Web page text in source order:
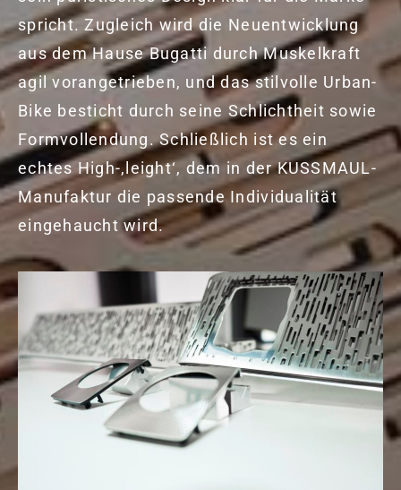
spricht. Zugleich wird die Neuentwicklung
aus dem Hause Bugatti durch Muskelkraft
agil vorangetrieben, und das stilvolle Urban-
Bike besticht durch seine Schlichtheit sowie
Formvollendung. Schließlich ist es ein
echtes High-‚leight‘, dem in der KUSSMAUL-
Manufaktur die passende Individualität
eingehaucht wird.